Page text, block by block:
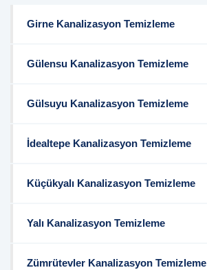
Girne Kanalizasyon Temizleme
Gülensu Kanalizasyon Temizleme
Gülsuyu Kanalizasyon Temizleme
İdealtepe Kanalizasyon Temizleme
Küçükyalı Kanalizasyon Temizleme
Yalı Kanalizasyon Temizleme
Zümrütevler Kanalizasyon Temizleme